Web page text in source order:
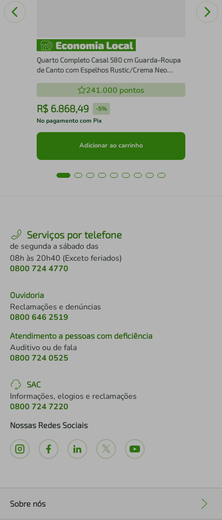
Quarto Completo Casal 580 cm Guarda-Roupa
de Canto com Espelhos Rustic/Crema Neo
241.000 pontos
R$ 6.868,49 -5%
No pagamento com Pix
Adicionar ao carrinho
Serviços por telefone
de segunda a sábado das
08h às 20h40 (Exceto feriados)
0800 724 4770
Ouvidoria
Reclamações e denúncias
0800 646 2519
Atendimento a pessoas com deficiência
Auditivo ou de fala
0800 724 0525
SAC
Informações, elogios e reclamações
0800 724 7220
Nossas Redes Sociais
Sobre nós